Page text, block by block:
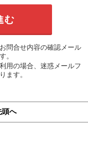
問合せ内容の確認メール
。
用の場合、迷惑メールフ
ます。
頭へ